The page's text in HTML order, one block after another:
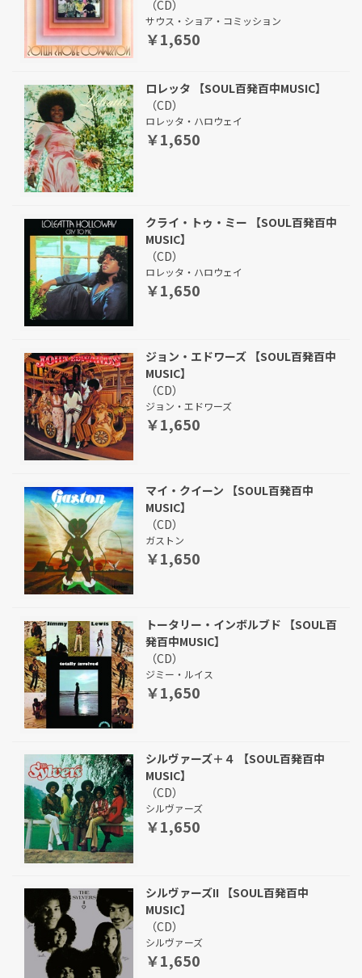
（CD）
サウス・ショア・コミッション
￥1,650
ロレッタ 【SOUL百発百中MUSIC】
（CD）
ロレッタ・ハロウェイ
￥1,650
クライ・トゥ・ミー 【SOUL百発百中
MUSIC】
（CD）
ロレッタ・ハロウェイ
￥1,650
ジョン・エドワーズ 【SOUL百発百中
MUSIC】
（CD）
ジョン・エドワーズ
￥1,650
マイ・クイーン 【SOUL百発百中
MUSIC】
（CD）
ガストン
￥1,650
トータリー・インボルブド 【SOUL百
発百中MUSIC】
（CD）
ジミー・ルイス
￥1,650
シルヴァーズ＋４ 【SOUL百発百中
MUSIC】
（CD）
シルヴァーズ
￥1,650
シルヴァーズII 【SOUL百発百中
MUSIC】
（CD）
シルヴァーズ
￥1,650